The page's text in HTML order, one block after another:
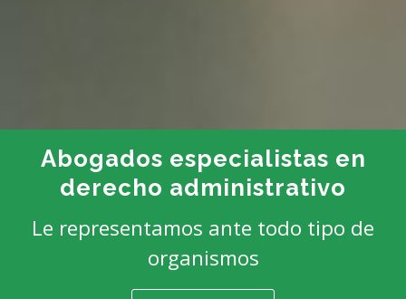
Abogados especialistas en
derecho administrativo
Le representamos ante todo tipo de
organismos